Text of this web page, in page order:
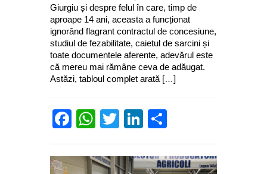
Giurgiu și despre felul în care, timp de
aproape 14 ani, aceasta a funcționat
ignorând flagrant contractul de concesiune,
studiul de fezabilitate, caietul de sarcini și
toate documentele aferente, adevărul este
că mereu mai rămâne ceva de adăugat.
Astăzi, tabloul complet arată […]
Facebook
WhatsApp
TwitterLinkedIn